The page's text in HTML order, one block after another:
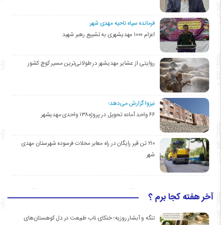
فرمانده سپاه ناحیه مهدی شهر:
اعزام ۱۰۰۰ مهدیشهری به تشییع رهبر شهید
روایتی از عشایر مهدیشهر در طولانی‌ترین مسیر کوچ کشور
نیزوا گزارش می‌دهد؛
۶۶ واحد آماده تحویل در پروژه۱۳۸ واحدی مهدیشهر
۲۱۰ تن قیر رایگان در راه معابر محلات فرسوده شهرستان مهدی
شهر
آخر هفته کجا برم ؟
تنگه و آبشار روزیه؛ خنکای ناب طبیعت در دل کوهستان‌های